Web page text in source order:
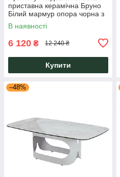
приставна керамічна Бруно
Білий мармур опора чорна з
металу Vetro Mebel
В наявності
6 120 ₴ 12 240 ₴
Купити
–48%